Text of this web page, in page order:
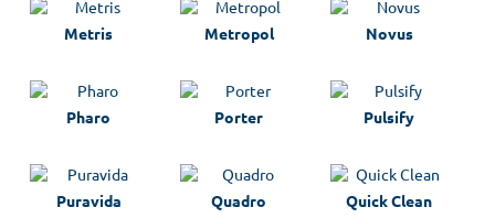
Metris Metropol Novus
Pharo Porter Pulsify
Puravida Quadro Quick Clean